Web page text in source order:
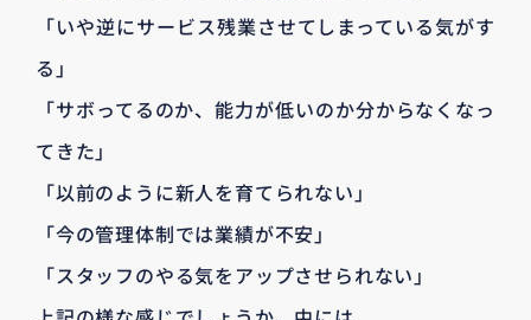
「いや逆にサービス残業させてしまっている気がす
る」
「サボってるのか、能力が低いのか分からなくなっ
てきた」
「以前のように新人を育てられない」
「今の管理体制では業績が不安」
「スタッフのやる気をアップさせられない」